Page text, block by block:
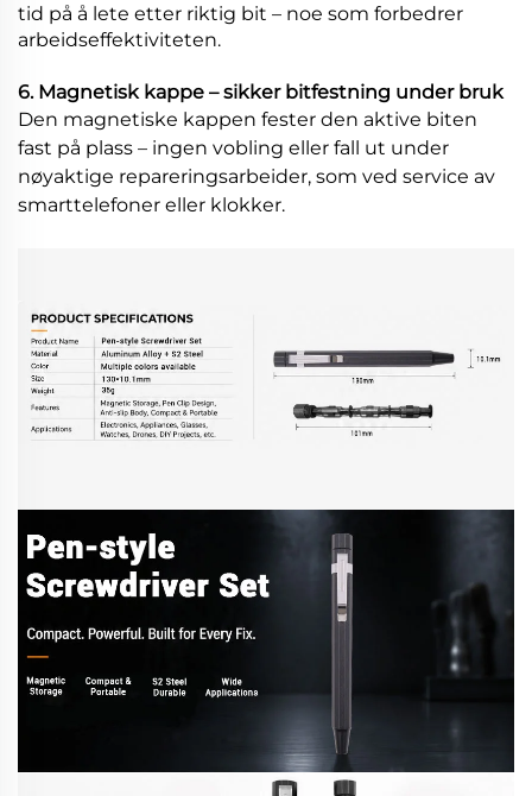
tid på å lete etter riktig bit – noe som forbedrer
arbeidseffektiviteten.
6. Magnetisk kappe – sikker bitfestning under bruk
Den magnetiske kappen fester den aktive biten
fast på plass – ingen vobling eller fall ut under
nøyaktige repareringsarbeider, som ved service av
smarttelefoner eller klokker.